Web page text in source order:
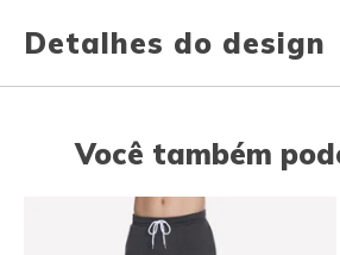
Detalhes do design
Você também